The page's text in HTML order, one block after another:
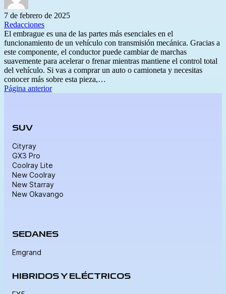
7 de febrero de 2025
Redacciones
El embrague es una de las partes más esenciales en el
funcionamiento de un vehículo con transmisión mecánica. Gracias a
este componente, el conductor puede cambiar de marchas
suavemente para acelerar o frenar mientras mantiene el control total
del vehículo. Si vas a comprar un auto o camioneta y necesitas
conocer más sobre esta pieza,…
Página anterior
SUV
Cityray
GX3 Pro
Coolray Lite
New Coolray
New Starray
New Okavango
SEDANES
Emgrand
HIBRIDOS Y ELÉCTRICOS